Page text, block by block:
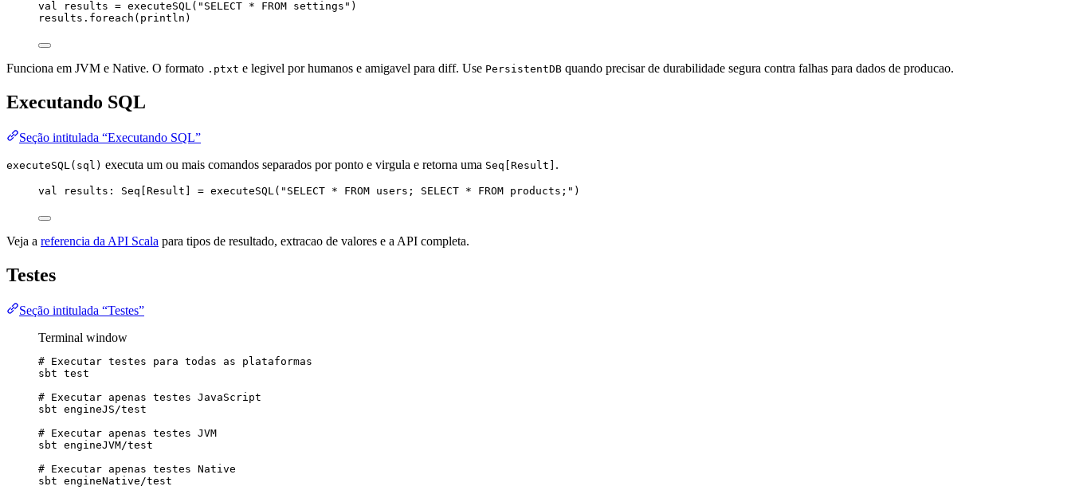
val
results = executeSQL( " SELECT * FROM settings " )
results.foreach(println)
Funciona em JVM e Native. O formato .ptxt e legivel por humanos e amigavel para diff. Use PersistentDB quando precisar de durabilidade segura contra falhas para dados de producao.
Executando SQL
Seção intitulada “Executando SQL”
executeSQL(sql) executa um ou mais comandos separados por ponto e virgula e retorna uma Seq[Result] .
val results : Seq Result = executeSQL( " SELECT * FROM users; SELECT * FROM products; " )
Veja a referencia da API Scala para tipos de resultado, extracao de valores e a API completa.
Testes
Seção intitulada “Testes”
Terminal window
# Executar testes para todas as plataformas
sbt test
# Executar apenas testes JavaScript
sbt engineJS/test
# Executar apenas testes JVM
sbt engineJVM/test
# Executar apenas testes Native
sbt engineNative/test